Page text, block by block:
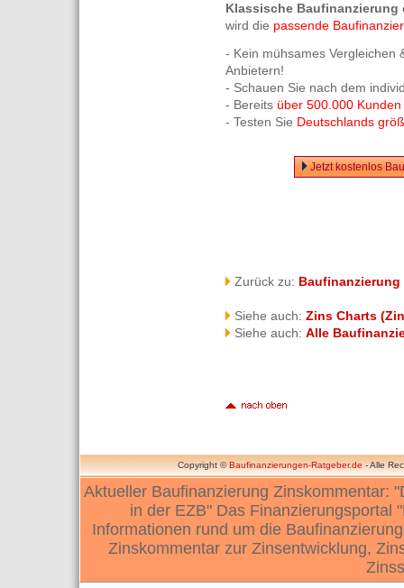
Klassische Baufinanzierung
wird die passende
- Kein mühsames Vergleichen
Anbietern!
- Schauen Sie nach dem
- Bereits über 500.000 Kunden
- Testen Sie Deutschlands
Jetzt kostenlos
Zurück zu: Baufinanzierung
Siehe auch: Zins Charts
Siehe auch: Alle
Copyright ©Baufinanzierungen-Ratgeber.de- Alle
Aktueller Baufinanzierung Zinskommentar:
in der EZB" Das Finanzierungsportal
Informationen rund um die
Zinskommentar zur Zinsentwicklung,